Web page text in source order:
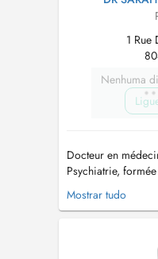
1 Rue
Nenhuma
Docteur en
Psychiatrie,
mindfulness
j'exerce selon une
en consultation
associées à
Mostrar tudo